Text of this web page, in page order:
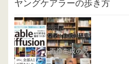
ヤングケアラーの歩き方